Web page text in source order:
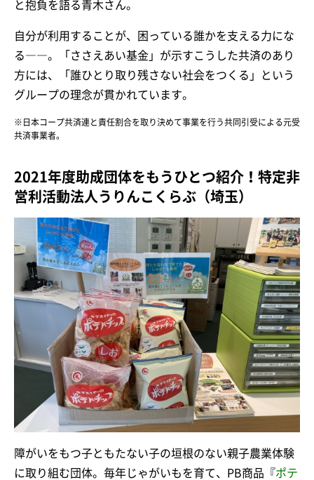
と抱負を語る青木さん。
自分が利用することが、困っている誰かを支える力にな
る――。「ささえあい基金」が示すこうした共済のあり
方には、「誰ひとり取り残さない社会をつくる」という
グループの理念が貫かれています。
※日本コープ共済連と責任割合を取り決めて事業を行う共同引受による元受
共済事業者。
2021年度助成団体をもうひとつ紹介！特定非
営利活動法人うりんこくらぶ（埼玉）
障がいをもつ子ともたない子の垣根のない親子農業体験
に取り組む団体。毎年じゃがいもを育て、PB商品『ポテ